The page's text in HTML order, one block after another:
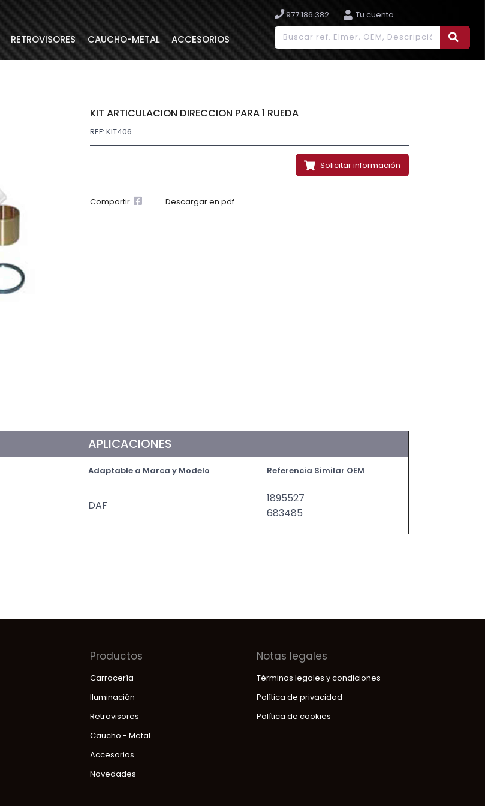
RETROVISORES CAUCHO-METAL ACCESORIOS
977 186 382 Tu cuenta
KIT ARTICULACION DIRECCION PARA 1 RUEDA
REF: KIT406
Solicitar información
Compartir Descargar en pdf
APLICACIONES
Adaptable a Marca y Modelo Referencia Similar OEM
DAF
1895527
683485
Productos
Carrocería
Iluminación
Retrovisores
Caucho - Metal
Accesorios
Novedades
Notas legales
Términos legales y condiciones
Política de privacidad
Política de cookies